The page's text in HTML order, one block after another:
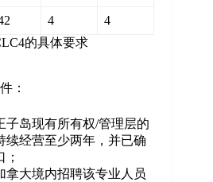
4
4
的具体要求
：
子岛现有所有权/管理层的
续经营至少两年，并已确
拿大境内招聘该专业人员